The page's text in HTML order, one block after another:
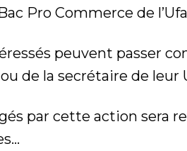
Pro Commerce de
peuvent passer
de la secrétaire de leur
par cette action sera